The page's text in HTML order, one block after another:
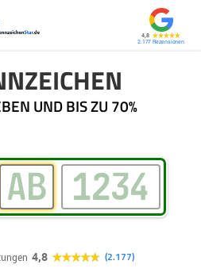
4,8
2.177
UND BIS ZU 70%
4,8 2.177